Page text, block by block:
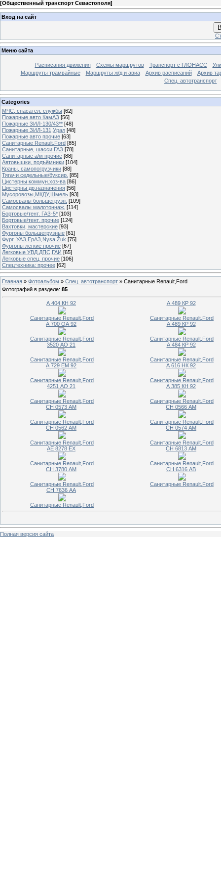
[Общественный транспорт Севастополя]
Вход на сайт
Меню сайта
Расписания движения Схемы маршрутов Транспорт с ГЛОНАСС
Маршруты трамвайные
Маршруты ж/д и авиа Архив расписаний
Архив
Спец. автотранспорт
Categories
МЧС, спасател. службы [62]
Пожарные авто КамАЗ [56]
Пожарные ЗИЛ-130/43** [48]
Пожарные ЗИЛ-131,Урал [48]
Пожарные авто прочие [63]
Санитарные Renault,Ford [85]
Санитарные, шасси ГАЗ [78]
Санитарные а/м прочие [88]
Автовышки, подъёмники [104]
Краны, самопогрузчики [88]
Тягачи седельные/буксир. [85]
Цистерны коммун.хоз-ва [86]
Цистерны др.назначения [56]
Мусоровозы,МКДУ,Шмель [93]
Самосвалы большегрузн. [109]
Самосвалы малотоннаж. [114]
Бортовые/тент. ГАЗ-5* [103]
Бортовые/тент. прочие [124]
Вахтовки, мастерские [93]
Фургоны большегрузные [61]
Фург. УАЗ,ЕрАЗ,Nysa,Žuk [75]
Фургоны лёгкие прочие [67]
Легковые УВД,ДПС,ГАИ [65]
Легковые спец. прочие [106]
Спецтехника: прочее [62]
Главная » Фотоальбом » Спец. автотранспорт » Санитарные Renault,Ford
Фотографий в разделе: 85
А 404 КН 92
Санитарные Renault,Ford
А 489 КР 92
Санитарные Renault,Ford
А 700 ОА 92
Санитарные Renault,Ford
А 489 КР 92
Санитарные Renault,Ford
3520 АО 21
Санитарные Renault,Ford
А 484 КР 92
Санитарные Renault,Ford
А 729 ЕМ 92
Санитарные Renault,Ford
А 616 НК 92
Санитарные Renault,Ford
4251 АО 21
Санитарные Renault,Ford
А 385 КН 92
Санитарные Renault,Ford
СН 0573 АМ
Санитарные Renault,Ford
СН 0566 АМ
Санитарные Renault,Ford
СН 0562 АМ
Санитарные Renault,Ford
СН 0574 АМ
Санитарные Renault,Ford
АЕ 8278 ЕХ
Санитарные Renault,Ford
СН 6813 АМ
Санитарные Renault,Ford
СН 3780 АМ
Санитарные Renault,Ford
СН 6316 АВ
Санитарные Renault,Ford
СН 7636 АА
Санитарные Renault,Ford
Полная версия сайта